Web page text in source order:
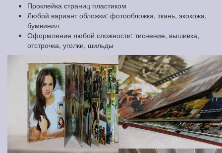
Проклейка страниц пластиком
Любой вариант обложки: фотообложка, ткань, экокожа,
бумвинил
Оформление любой сложности: тиснение, вышивка,
отстрочка, уголки, шильды